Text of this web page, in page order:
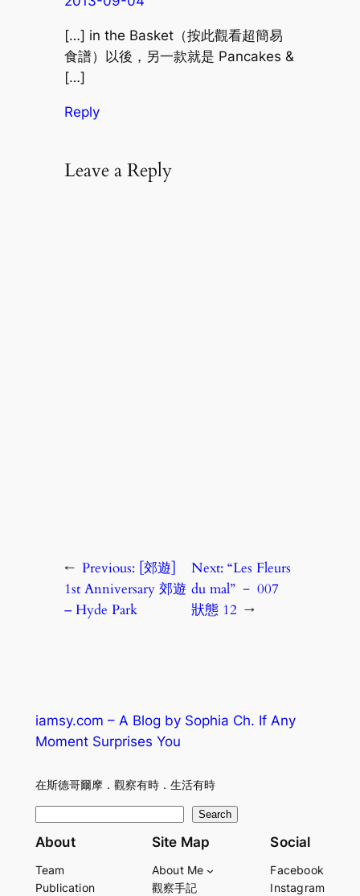
[…] in the Basket（按此觀看超簡易
食譜）以後，另一款就是 Pancakes &
[…]
Reply
Leave a Reply
← Previous: [郊遊]
1st Anniversary 郊遊
– Hyde Park
Next:“Les Fleurs
du mal” － 007
狀態 12 →
iamsy.com – A Blog by Sophia Ch. If Any
Moment Surprises You
在斯德哥爾摩．觀察有時．生活有時
e
r
Search
About
Team
Publication
Site Map
About Me
觀察手記
Social
Facebook
Instagram